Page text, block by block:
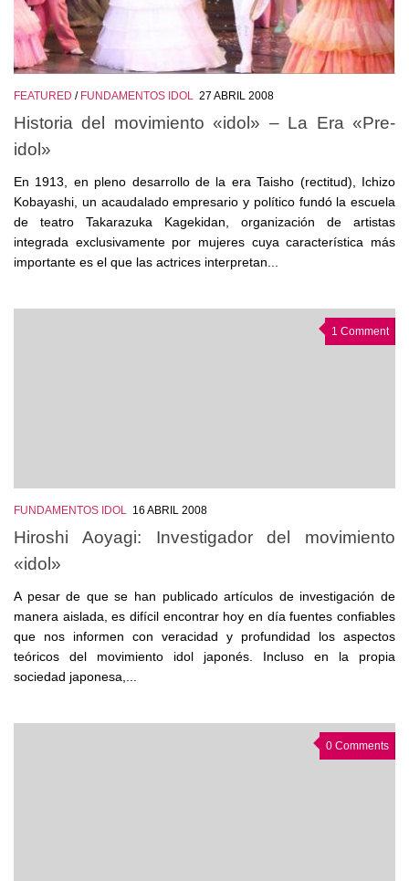
FEATURED / FUNDAMENTOS IDOL 27 ABRIL 2008
Historia del movimiento «idol» – La Era «Pre-
idol»
En 1913, en pleno desarrollo de la era Taisho (rectitud), Ichizo
Kobayashi, un acaudalado empresario y político fundó la escuela
de teatro Takarazuka Kagekidan, organización de artistas
integrada exclusivamente por mujeres cuya característica más
importante es el que las actrices interpretan...
1 Comment
FUNDAMENTOS IDOL 16 ABRIL 2008
Hiroshi Aoyagi: Investigador del movimiento
«idol»
A pesar de que se han publicado artículos de investigación de
manera aislada, es difícil encontrar hoy en día fuentes confiables
que nos informen con veracidad y profundidad los aspectos
teóricos del movimiento idol japonés. Incluso en la propia
sociedad japonesa,...
0 Comments